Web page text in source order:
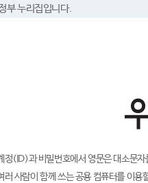
부 누리집입니다.
정(ID)과 비밀번호에서 영문은 대소문
러 사람이 함께 쓰는 공용 컴퓨터를 이